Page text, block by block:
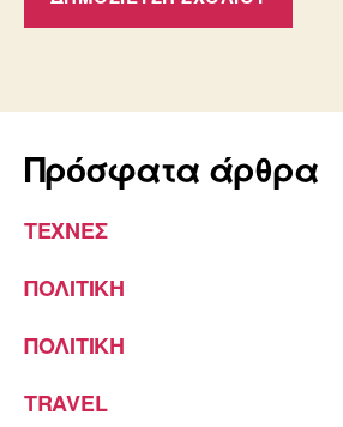
Πρόσφατα άρθρα
ΤΕΧΝΕΣ
ΠΟΛΙΤΙΚΗ
ΠΟΛΙΤΙΚΗ
TRAVEL